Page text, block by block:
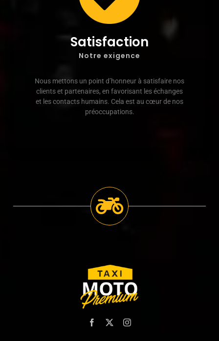
Satisfaction
Notre exigence
Nous mettons un point d’honneur à satisfaire nos
clients et partenaires, en favorisant les échanges
et les contacts humains. Cela est au cœur de nos
préoccupations.